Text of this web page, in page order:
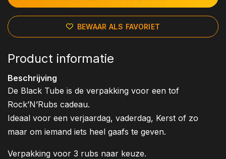
BEWAAR ALS FAVORIET
Product informatie
Beschrijving
De Black Tube is de verpakking voor een tof
Rock’N’Rubs cadeau.
Ideaal voor een verjaardag, vaderdag, Kerst of zo
maar om iemand iets heel gaafs te geven.
Verpakking voor 3 rubs naar keuze.